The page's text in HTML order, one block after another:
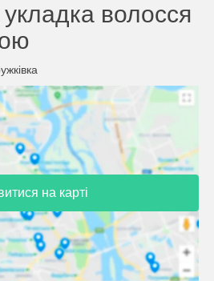
волосся
на карті